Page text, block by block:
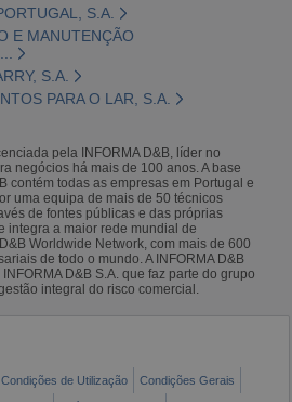
S.A.
E MANUTENÇÃO
S.A.
PARA O LAR, S.A.
pela INFORMA D&B, líder no
negócios há mais de 100 anos. A base
contém todas as empresas em Portugal e
uma equipa de mais de 50 técnicos
de fontes públicas e das próprias
integra a maior rede mundial de
Worldwide Network, com mais de 600
de todo o mundo. A INFORMA D&B
D&B S.A. que faz parte do grupo
integral do risco comercial.
Condições de Utilização
Condições Gerais